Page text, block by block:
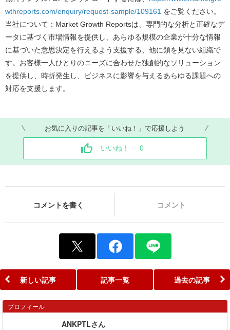
wthreports.com/enquiry/request-sample/109161 をご覧ください。
当社について：Market Growth Reportsは、専門的な分析と正確なデ
ータに基づく市場情報を提供し、あらゆる規模の企業が十分な情報
に基づいた意思決定を行えるよう支援する、他に類を見ない組織で
す。お客様一人ひとりのニーズに合わせた独創的なソリューション
を提供し、時折発生し、ビジネスに影響を与えるあらゆる課題への
対応を支援します。
お気に入りの記事を「いいね！」で応援しよう
いいね！ 0
コメントを書く コメント
新しい記事 記事一覧 過去の記事
プロフィール
ANKPTLさん